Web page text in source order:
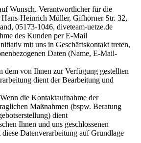
Wunsch. Verantwortlicher für die
Heinrich Müller, Gifhorner Str. 32,
05173-1046, diveteam-uetze.de
des Kunden per E-Mail
mit uns in Geschäftskontakt treten,
Daten (Name, E-Mail-
dem von Ihnen zur Verfügung gestellten
dient der Bearbeitung und
die Kontaktaufnahme der
Maßnahmen (bspw. Beratung
dient
Ihnen und uns geschlossenen
Datenverarbeitung auf Grundlage